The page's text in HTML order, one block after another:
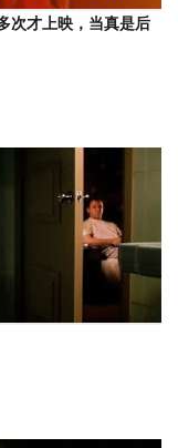
次才上映，当真是后